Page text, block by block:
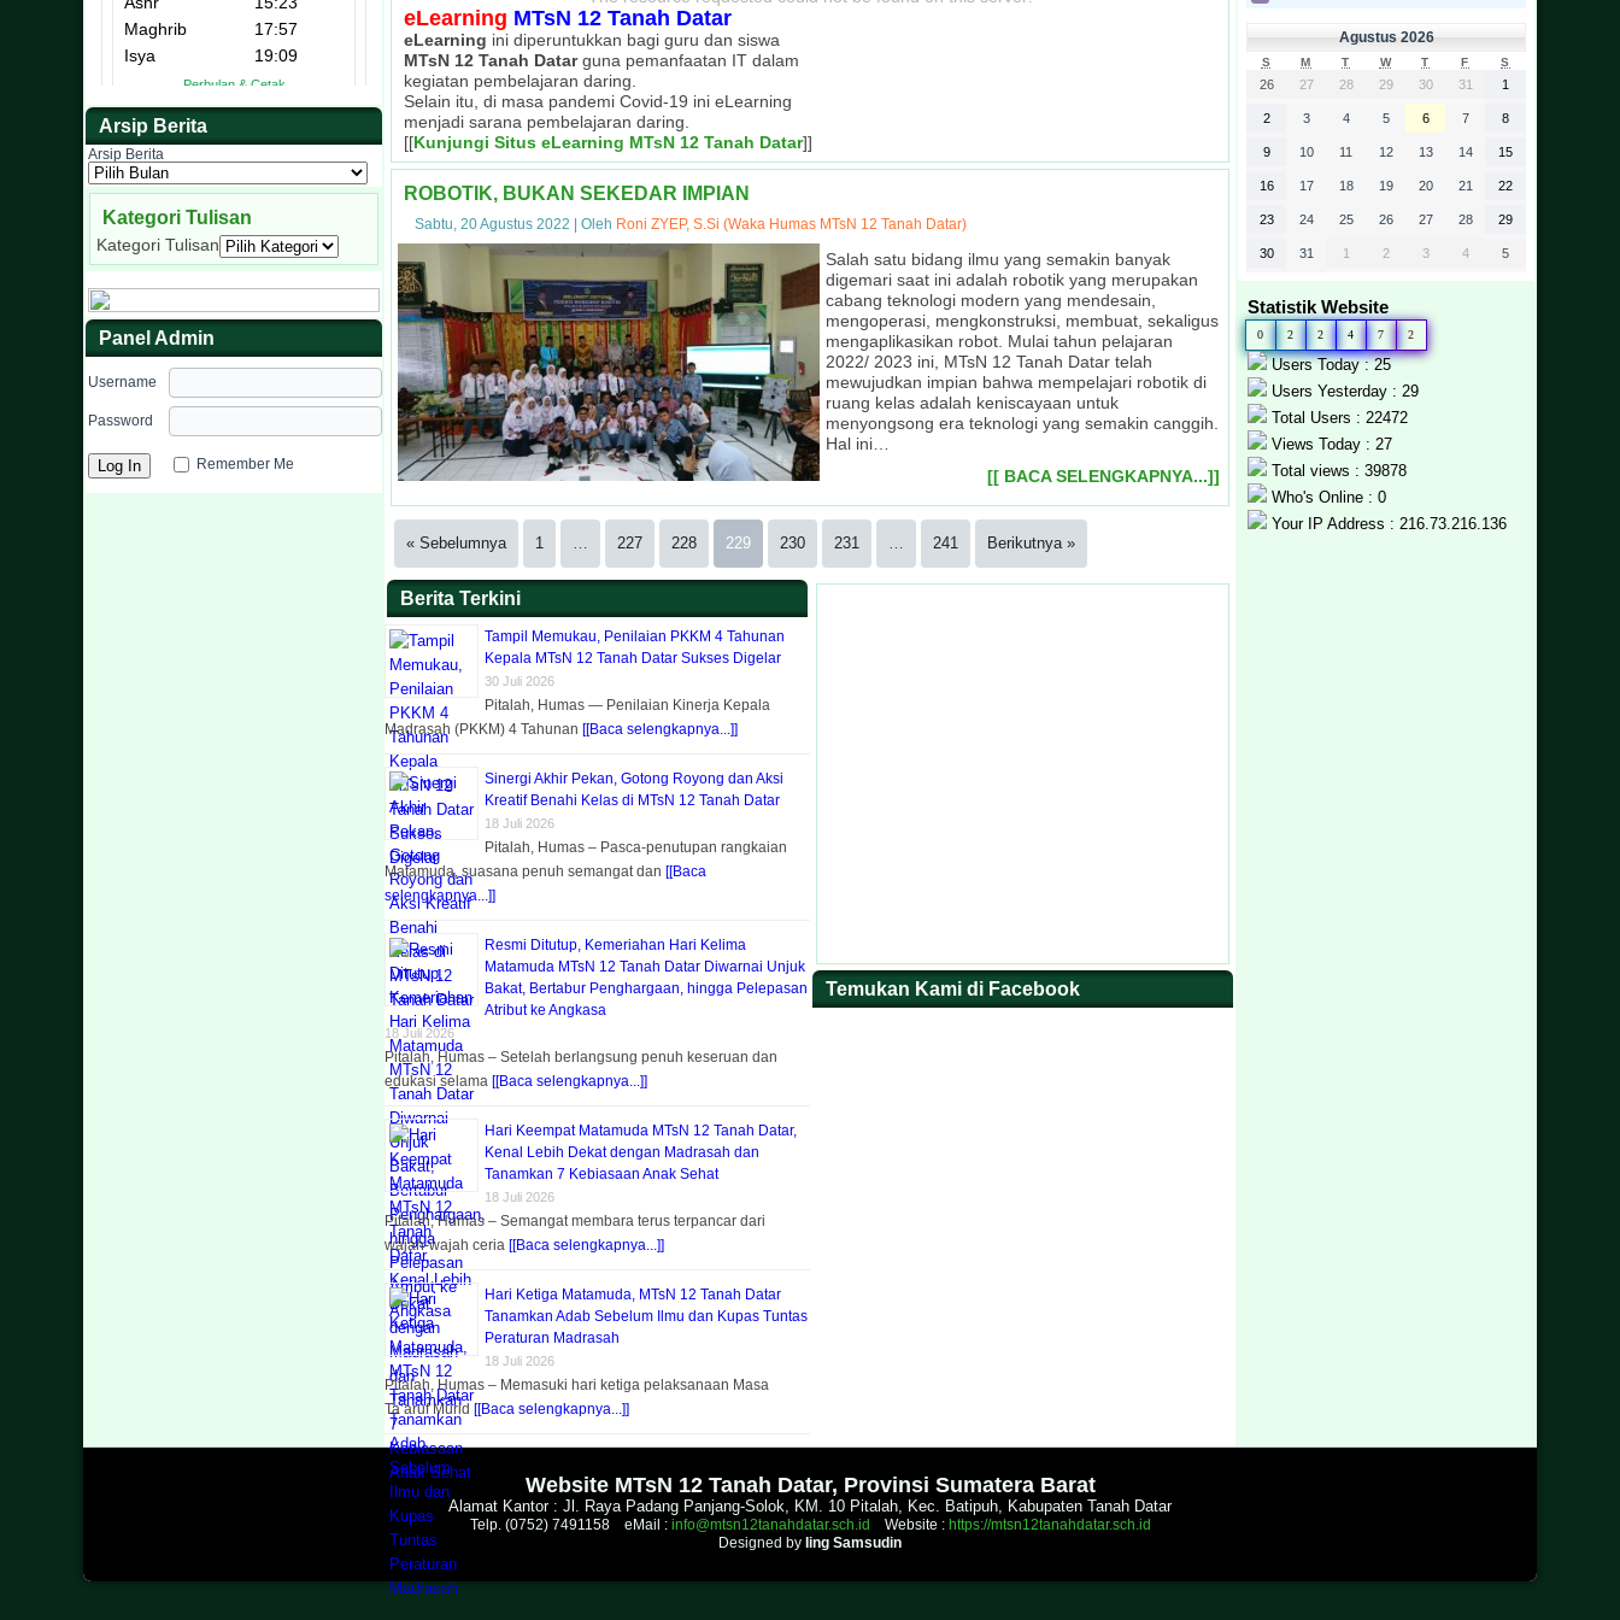
Arsip Berita
Arsip Berita
Kategori Tulisan
Kategori Tulisan
Panel Admin
Username
Password
Remember Me
Upacara Bendera Hari Senin Pagi
Pelaksanaan upacara bendera setiap hari Senin pagi, dilaksanakan secara bergantian setip kelas
Ekstrakurikuler Tahfizh Al-Qur'an
Tahfizh Al-Qur'an merupakan salah satu kegiatan ekstrakurikuler unggulan MTsN 12 Tanah Datar
Penilaian Lomba Sekolah Sehat
Kegiatan Penilaian Lomba Sekolah Sehat (LSS) MTsN 12 Tanah Datar dengan tim penilai dari tingkat provinsi
Masa Ta'aruf Siswa Madrasah (Matsama)
Masa Ta'aruf Siswa Madrasah (Matsama) di MTsN 12 Tanah Datar menghadirkan anggota koramil dan polsek kec. Batipuh
guna pembinaan kedisiplinan
Kegiatan Pramuka MTsN 12 Tanah Datar
Ekstrakurikuler Pramuka juga menjadi wadah dalam membina mental peserta didik di MTsN 12 Tanah Datar
Kegiatan OSIM Cup MTsN 12 Tanah Datar
Kegiatan OSIM Cup MTsN 12 Tanah Datar sebagai wujud partisipasi peserta didik dalam sebuah event madrasah
Juara I Sepak Bola OSIM Cup MTsN 9 Tanah Datar
MTsN 12 Tanah Datar meraih Juara I Sepak Bola pada kegiatan OSIM Cup di MTsN 9 Tanah Datar
Gotong Royong di Masyarakat
Kegiatan gotong royong di lingkungan masyarakat sebagai wujud kepedulian civitas madrasah pada lingkungan
eLearning MTsN 12 Tanah Datar
eLearning ini diperuntukkan bagi guru dan siswa
MTsN 12 Tanah Datarguna pemanfaatan IT dalam
kegiatan pembelajaran daring.
Selain itu, di masa pandemi Covid-19 ini eLearning
menjadi sarana pembelajaran daring.
[[Kunjungi Situs eLearning MTsN 12 Tanah Datar]]
ROBOTIK, BUKAN SEKEDAR IMPIAN
Sabtu, 20 Agustus 2022 Oleh Roni ZYEP, S.Si (Waka Humas MTsN 12 Tanah Datar)
Salah satu bidang ilmu yang semakin banyak
digemari saat ini adalah robotik yang merupakan
cabang teknologi modern yang mendesain,
mengoperasi, mengkonstruksi, membuat, sekaligus
mengaplikasikan robot. Mulai tahun pelajaran
2022/ 2023 ini, MTsN 12 Tanah Datar telah
mewujudkan impian bahwa mempelajari robotik di
ruang kelas adalah keniscayaan untuk
menyongsong era teknologi yang semakin canggih.
Hal ini…
[[ BACA SELENGKAPNYA...]]
« Sebelumnya 1 … 227 228 229 230 231 … 241 Berikutnya »
Berita Terkini
Tampil Memukau, Penilaian PKKM 4 Tahunan
Kepala MTsN 12 Tanah Datar Sukses Digelar
30 Juli 2026
Pitalah, Humas — Penilaian Kinerja Kepala
Madrasah (PKKM) 4 Tahunan [[Baca selengkapnya...]]
Sinergi Akhir Pekan, Gotong Royong dan Aksi
Kreatif Benahi Kelas di MTsN 12 Tanah Datar
18 Juli 2026
Pitalah, Humas – Pasca-penutupan rangkaian
Matamuda, suasana penuh semangat dan [[Baca
selengkapnya...]]
Resmi Ditutup, Kemeriahan Hari Kelima
Matamuda MTsN 12 Tanah Datar Diwarnai Unjuk
Bakat, Bertabur Penghargaan, hingga Pelepasan
Atribut ke Angkasa
18 Juli 2026
Pitalah, Humas – Setelah berlangsung penuh keseruan dan
edukasi selama [[Baca selengkapnya...]]
Hari Keempat Matamuda MTsN 12 Tanah Datar,
Kenal Lebih Dekat dengan Madrasah dan
Tanamkan 7 Kebiasaan Anak Sehat
18 Juli 2026
Pitalah, Humas – Semangat membara terus terpancar dari
wajah-wajah ceria [[Baca selengkapnya...]]
Hari Ketiga Matamuda, MTsN 12 Tanah Datar
Tanamkan Adab Sebelum Ilmu dan Kupas Tuntas
Peraturan Madrasah
18 Juli 2026
Pitalah, Humas – Memasuki hari ketiga pelaksanaan Masa
Ta’aruf Murid [[Baca selengkapnya...]]
Temukan Kami di Facebook
Agustus 2026
S M T W T F S
26 27 28 29 30 31 1
2 3 4 5 6 7 8
9 10 11 12 13 14 15
16 17 18 19 20 21 22
23 24 25 26 27 28 29
30 31 1 2 3 4 5
Statistik Website
0 2 2 4 7 2
Users Today : 25
Users Yesterday : 29
Total Users : 22472
Views Today : 27
Total views : 39878
Who's Online : 0
Your IP Address : 216.73.216.136
Website MTsN 12 Tanah Datar, Provinsi Sumatera Barat
Alamat Kantor : Jl. Raya Padang Panjang-Solok, KM. 10 Pitalah, Kec. Batipuh, Kabupaten Tanah Datar
Telp. (0752) 7491158 eMail : info@mtsn12tanahdatar.sch.id Website : https://mtsn12tanahdatar.sch.id
Designed by Iing Samsudin